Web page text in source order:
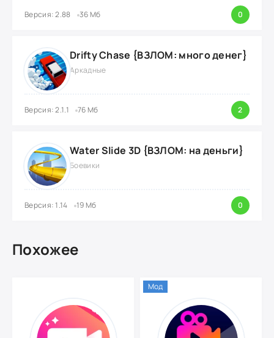
Версия: 2.88 36 Мб 0
Drifty Chase {ВЗЛОМ: много денег}
Аркадные
Версия: 2.1.1 76 Мб 2
Water Slide 3D {ВЗЛОМ: на деньги}
Боевики
Версия: 1.14 19 Мб 0
Похожее
Мод